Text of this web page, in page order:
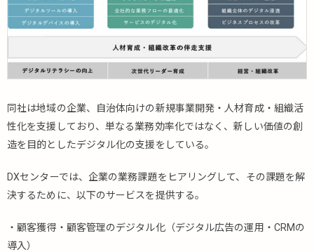
同社は地域の企業、自治体向けの新規事業開発・人材育成・組織活
性化を支援しており、単なる業務効率化ではなく、新しい価値の創
造を目的としたデジタル化の支援をしている。
DXセンターでは、企業の業務課題をヒアリングして、その課題を解
決するために、以下のサービスを提供する。
・顧客獲得・顧客管理のデジタル化（デジタル広告の運用・CRMの
導入）